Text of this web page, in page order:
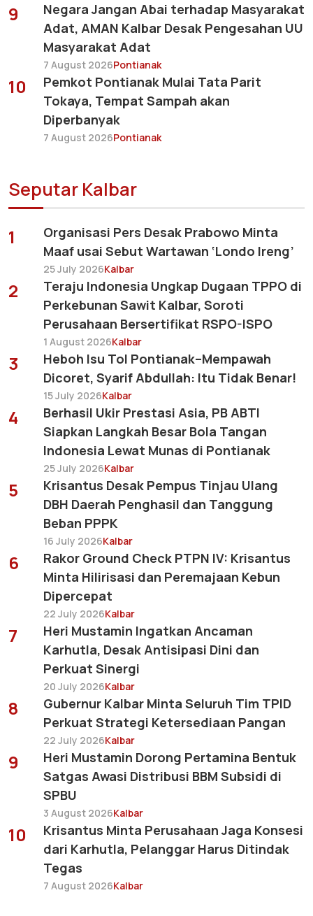
9
Negara Jangan Abai terhadap Masyarakat
Adat, AMAN Kalbar Desak Pengesahan UU
Masyarakat Adat
7 August 2026Pontianak
10
Pemkot Pontianak Mulai Tata Parit
Tokaya, Tempat Sampah akan
Diperbanyak
7 August 2026Pontianak
Seputar Kalbar
1
Organisasi Pers Desak Prabowo Minta
Maaf usai Sebut Wartawan ‘Londo Ireng’
25 July 2026Kalbar
2
Teraju Indonesia Ungkap Dugaan TPPO di
Perkebunan Sawit Kalbar, Soroti
Perusahaan Bersertifikat RSPO-ISPO
1 August 2026Kalbar
3
Heboh Isu Tol Pontianak–Mempawah
Dicoret, Syarif Abdullah: Itu Tidak Benar!
15 July 2026Kalbar
4
Berhasil Ukir Prestasi Asia, PB ABTI
Siapkan Langkah Besar Bola Tangan
Indonesia Lewat Munas di Pontianak
25 July 2026Kalbar
5
Krisantus Desak Pempus Tinjau Ulang
DBH Daerah Penghasil dan Tanggung
Beban PPPK
16 July 2026Kalbar
6
Rakor Ground Check PTPN IV: Krisantus
Minta Hilirisasi dan Peremajaan Kebun
Dipercepat
22 July 2026Kalbar
7
Heri Mustamin Ingatkan Ancaman
Karhutla, Desak Antisipasi Dini dan
Perkuat Sinergi
20 July 2026Kalbar
8
Gubernur Kalbar Minta Seluruh Tim TPID
Perkuat Strategi Ketersediaan Pangan
22 July 2026Kalbar
9
Heri Mustamin Dorong Pertamina Bentuk
Satgas Awasi Distribusi BBM Subsidi di
SPBU
3 August 2026Kalbar
10
Krisantus Minta Perusahaan Jaga Konsesi
dari Karhutla, Pelanggar Harus Ditindak
Tegas
7 August 2026Kalbar